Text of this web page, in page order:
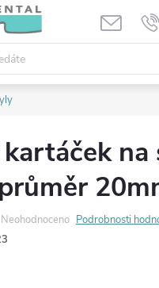
na
Neohodnoceno Podrobnosti